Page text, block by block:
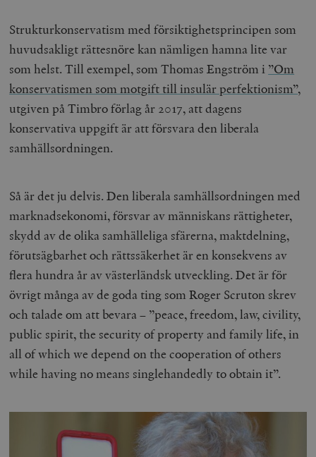
Strukturkonservatism med försiktighetsprincipen som
huvudsakligt rättesnöre kan nämligen hamna lite var
som helst. Till exempel, som Thomas Engström i ”Om
konservatismen som motgift till insulär perfektionism”,
utgiven på Timbro förlag år 2017, att dagens
konservativa uppgift är att försvara den liberala
samhällsordningen.
Så är det ju delvis. Den liberala samhällsordningen med
marknadsekonomi, försvar av människans rättigheter,
skydd av de olika samhälleliga sfärerna, maktdelning,
förutsägbarhet och rättssäkerhet är en konsekvens av
flera hundra år av västerländsk utveckling. Det är för
övrigt många av de goda ting som Roger Scruton skrev
och talade om att bevara – ”peace, freedom, law, civility,
public spirit, the security of property and family life, in
all of which we depend on the cooperation of others
while having no means singlehandedly to obtain it”.